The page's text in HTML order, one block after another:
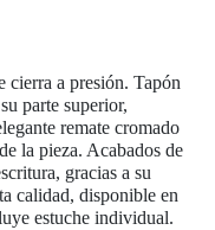
cierra a presión. Tapón
parte superior,
remate cromado
la pieza. Acabados de
gracias a su
calidad, disponible en
estuche individual.